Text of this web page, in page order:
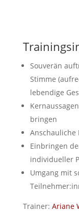
Souverän
Stimme
lebendige
bringen
Anschauliche
Einbringen
individueller
Umgang mit
Trainer: Ariane